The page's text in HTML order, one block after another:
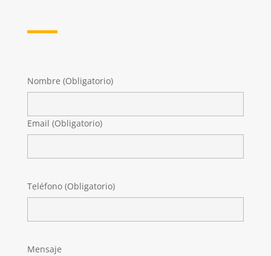
Nombre (Obligatorio)
Email (Obligatorio)
Teléfono (Obligatorio)
Mensaje